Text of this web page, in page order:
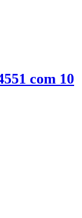
com 10